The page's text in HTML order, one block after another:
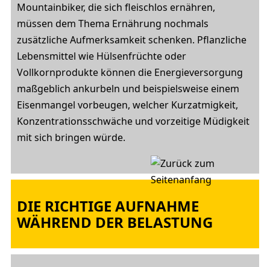
Mountainbiker, die sich fleischlos ernähren,
müssen dem Thema Ernährung nochmals
zusätzliche Aufmerksamkeit schenken. Pflanzliche
Lebensmittel wie Hülsenfrüchte oder
Vollkornprodukte können die Energieversorgung
maßgeblich ankurbeln und beispielsweise einem
Eisenmangel vorbeugen, welcher Kurzatmigkeit,
Konzentrationsschwäche und vorzeitige Müdigkeit
mit sich bringen würde.
DIE RICHTIGE AUFNAHME
WÄHREND DER BELASTUNG